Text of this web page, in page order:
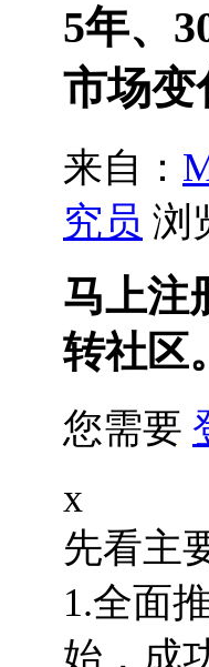
5年、
市场变
来自：
究员 浏
马上注
转社区。
您需要
x
先看主
1.全面
始，成